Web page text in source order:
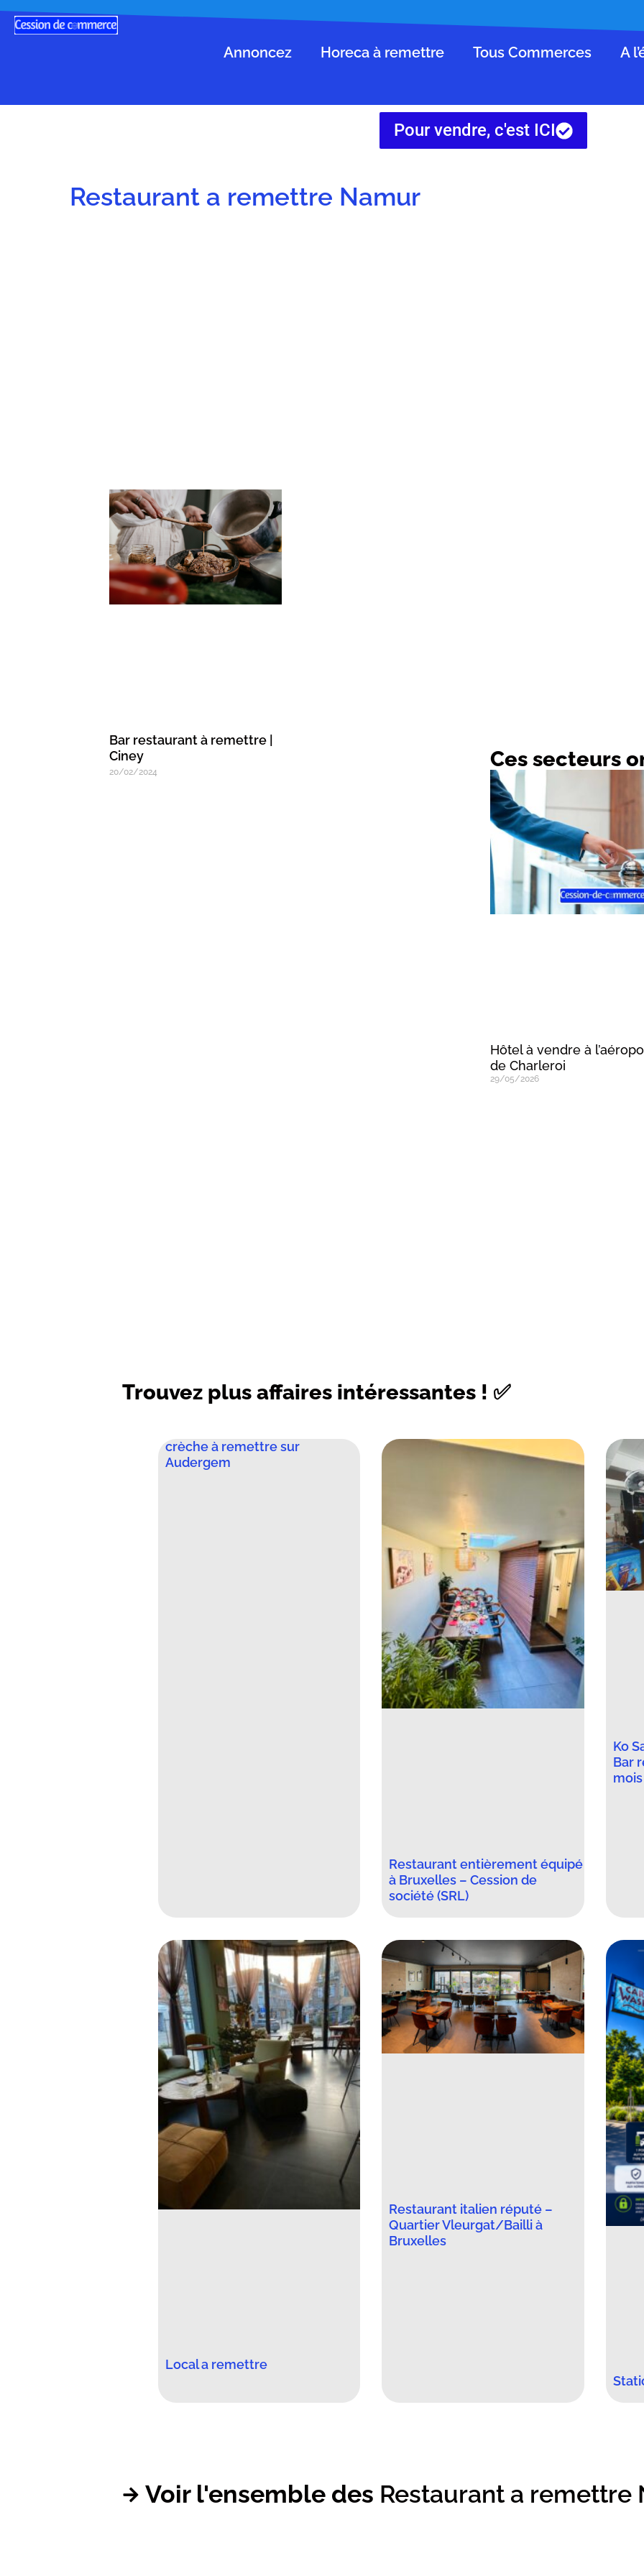
Annoncez Horeca à remettre Tous Commerces A
Pour vendre, c'est ICI
Restaurant a remettre Namur
Bar restaurant à remettre |
Ciney
20/02/2024
Ces secteurs
Hôtel à vendre à
de Charleroi
29/05/2026
Trouvez plus affaires intéressantes ! ✅
crèche à remettre sur
Audergem
Restaurant entièrement équipé
à Bruxelles – Cession de
société (SRL)
Ko
Bar
Local a remettre
Restaurant italien réputé –
Quartier Vleurgat/Bailli à
Bruxelles
Voir l'ensemble des Restaurant a remettre